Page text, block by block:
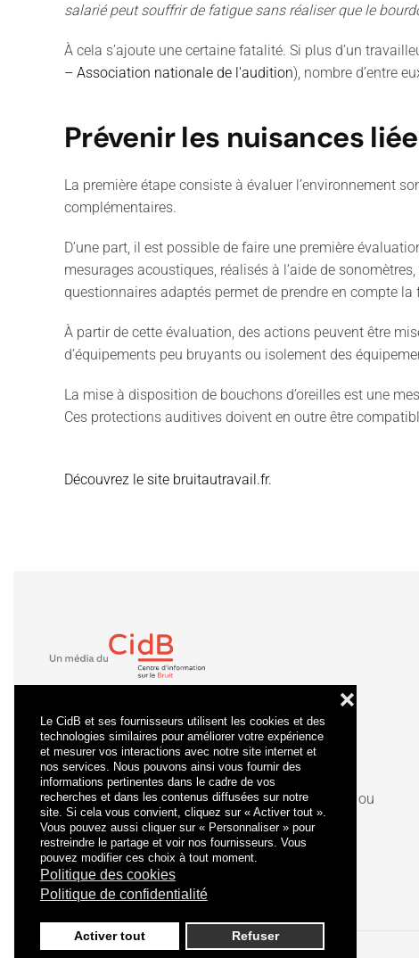
Le CidB et ses fournisseurs utilisent les cookies et des
technologies similaires pour améliorer votre expérience
et mesurer vos interactions avec notre site internet et
nos services. Nous pouvons ainsi vous fournir des
informations pertinentes dans le cadre de vos
recherches et dans les contenus diffusées sur notre
site. Si cela vous convient, cliquez sur « Activer tout ».
Vous pouvez aussi cliquer sur « Personnaliser » pour
restreindre le partage et voir nos fournisseurs. Vous
pouvez modifier ces choix à tout moment.
Politique des cookies
Politique de confidentialité
Activer tout Refuser
❌
salarié peut souffrir de fatigue sans réaliser que le
À cela s’ajoute une certaine fatalité. Si plus d’un
– Association nationale de l'audition), nombre d’entre
Prévenir les nuisances
La première étape consiste à évaluer l’environnement
complémentaires.
D’une part, il est possible de faire une première
mesurages acoustiques, réalisés à l’aide de
questionnaires adaptés permet de prendre en compte
À partir de cette évaluation, des actions peuvent être
d’équipements peu bruyants ou isolement des
La mise à disposition de bouchons d’oreilles est une
Ces protections auditives doivent en outre être
Découvrez le site bruitautravail.fr.
Lacertification qualité a été délivrée au titre de la ou
des catégories d'actions suivantes : actions de
formation.